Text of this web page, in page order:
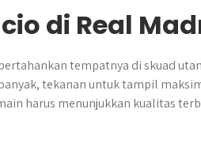
di Real
tempatnya di skuad
tekanan untuk tampil
harus menunjukkan kualitas